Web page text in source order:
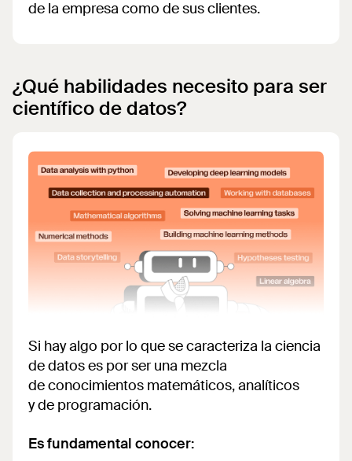
de la empresa como de sus clientes.
¿Qué habilidades necesito para ser
científico de datos?
Si hay algo por lo que se caracteriza la ciencia
de datos es por ser una mezcla
de conocimientos matemáticos, analíticos
y de programación.
Es fundamental conocer: